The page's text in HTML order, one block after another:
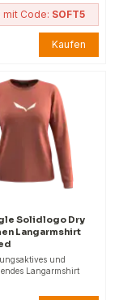
mit Code: SOFT5
Kaufen
Solidlogo Dry
Langarmshirt
und
Langarmshirt